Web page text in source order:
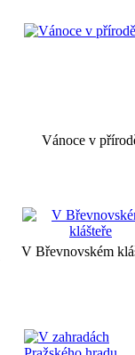
Vánoce v
V Břevnovském